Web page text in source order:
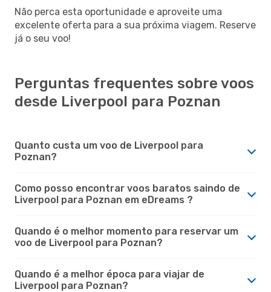
Não perca esta oportunidade e aproveite uma
excelente oferta para a sua próxima viagem. Reserve
já o seu voo!
Perguntas frequentes sobre voos
desde Liverpool para Poznan
Quanto custa um voo de Liverpool para
Poznan?
Como posso encontrar voos baratos saindo de
Liverpool para Poznan em eDreams ?
Quando é o melhor momento para reservar um
voo de Liverpool para Poznan?
Quando é a melhor época para viajar de
Liverpool para Poznan?